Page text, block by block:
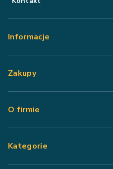
Informacje
Zakupy
O firmie
Kategorie